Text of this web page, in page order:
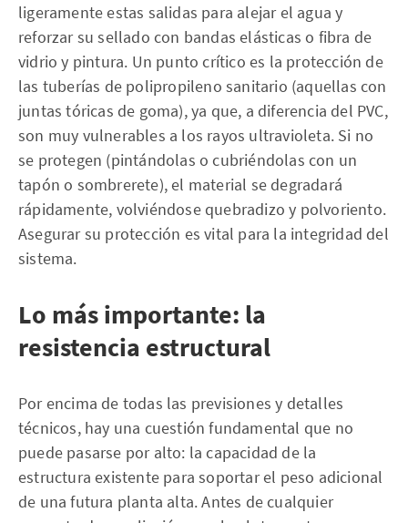
ligeramente estas salidas para alejar el agua y
reforzar su sellado con bandas elásticas o fibra de
vidrio y pintura. Un punto crítico es la protección de
las tuberías de polipropileno sanitario (aquellas con
juntas tóricas de goma), ya que, a diferencia del PVC,
son muy vulnerables a los rayos ultravioleta. Si no
se protegen (pintándolas o cubriéndolas con un
tapón o sombrerete), el material se degradará
rápidamente, volviéndose quebradizo y polvoriento.
Asegurar su protección es vital para la integridad del
sistema.
Lo más importante: la
resistencia estructural
Por encima de todas las previsiones y detalles
técnicos, hay una cuestión fundamental que no
puede pasarse por alto: la capacidad de la
estructura existente para soportar el peso adicional
de una futura planta alta. Antes de cualquier